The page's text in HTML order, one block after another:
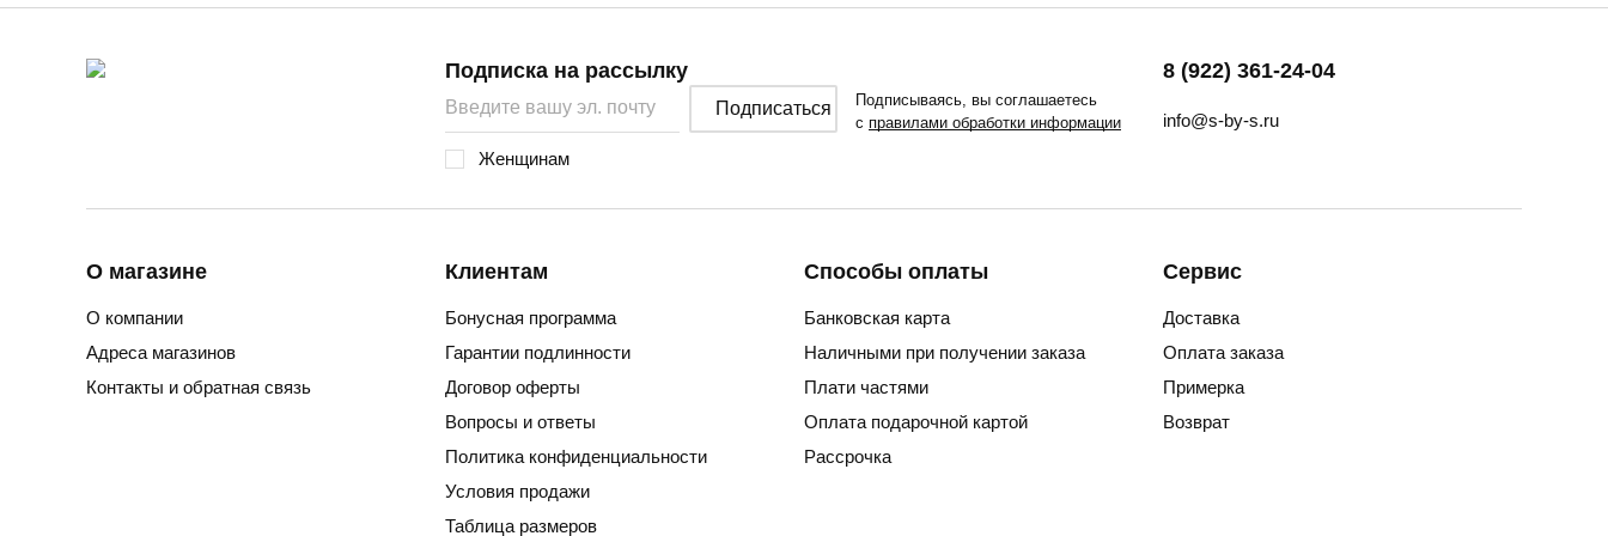
8 (922) 361-24-04
info@s-by-s.ru
Подписка на рассылку
Подписаться
Подписываясь, вы соглашаетесь
с правилами обработки информации
Женщинам
О магазине
О компании
Адреса магазинов
Контакты и обратная связь
Клиентам
Бонусная программа
Гарантии подлинности
Договор оферты
Вопросы и ответы
Политика конфиденциальности
Условия продажи
Таблица размеров
Способы оплаты
Банковская карта
Наличными при получении заказа
Плати частями
Оплата подарочной картой
Рассрочка
Сервис
Доставка
Оплата заказа
Примерка
Возврат